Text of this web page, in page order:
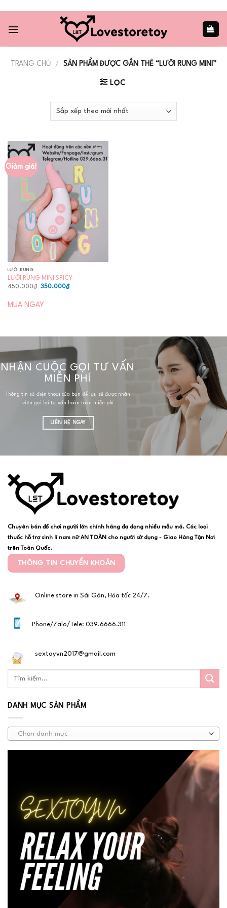
content
TRANG CHỦ / SẢN PHẨM ĐƯỢC GẮN THẺ “LƯỠI RUNG MINI”
LỌC
Giảm giá!
wishlist
LƯỠI RUNG
LƯỠI RUNG MINI SPICY
450.000₫
Giá
450.000₫.
350.000₫Giá
MUA NGAY
NHẬN CUỘC GỌI TƯ VẤN
MIỄN PHÍ
Thông tin số điện thoại của bạn để lại, sẽ được nhân
viên gọi lại tư vấn hoàn toàn miễn phí
LIÊN HỆ NGAY
Chuyên bán đồ chơi người lớn chính hãng đa dạng nhiều mẫu mã. Các loại
thuốc hỗ trợ sinh lí nam nữ AN TOÀN cho người sử dụng - Giao Hàng Tận Nơi
trên Toàn Quốc.
THÔNG TIN CHUYỂN KHOẢN
Online store in Sài Gòn, Hỏa tốc 24/7.
Phone/Zalo/Tele: 039.6666.311
sextoyvn2017@gmail.com
DANH MỤC SẢN PHẨM
Chọn danh mục